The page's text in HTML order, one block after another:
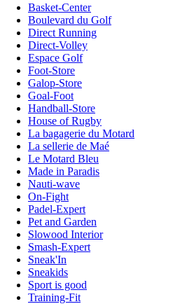
Basket-Center
Boulevard du Golf
Direct Running
Direct-Volley
Espace Golf
Foot-Store
Galop-Store
Goal-Foot
Handball-Store
House of Rugby
La bagagerie du Motard
La sellerie de Maé
Le Motard Bleu
Made in Paradis
Nauti-wave
On-Fight
Padel-Expert
Pet and Garden
Slowood Interior
Smash-Expert
Sneak'In
Sneakids
Sport is good
Training-Fit